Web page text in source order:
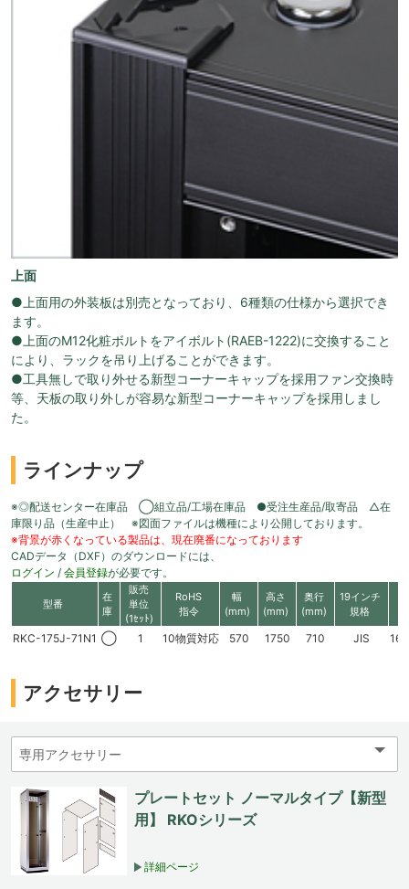
上面
●上面用の外装板は別売となっており、6種類の仕様から選択でき
ます。
●上面のM12化粧ボルトをアイボルト(RAEB-1222)に交換すること
により、ラックを吊り上げることができます。
●工具無しで取り外せる新型コーナーキャップを採用ファン交換時
等、天板の取り外しが容易な新型コーナーキャップを採用しまし
た。
ラインナップ
※◎配送センター在庫品 ◯組立品/工場在庫品 ●受注生産品/取寄品 △在
庫限り品（生産中止） ※図面ファイルは機種により公開しております。
※背景が赤くなっている製品は、現在廃番になっております
CADデータ（DXF）のダウンロードには、
ログイン / 会員登録が必要です。
型番
在
庫
販売
単位
(1ｾｯﾄ)
RoHS
指令
幅
(mm)
高さ
(mm)
奥行
(mm)
19インチ
規格
RKC-175J-71N1 ◯ 1 10物質対応 570 1750 710 JIS
アクセサリー
プレートセット ノーマルタイプ【新型
用】 RKOシリーズ
詳細ページ